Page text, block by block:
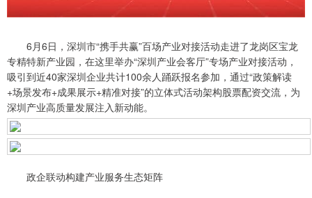
6月6日，深圳市“携手共赢”百场产业对接活动走进了龙岗区宝龙
专精特新产业园，在这里举办“深圳产业会客厅”专场产业对接活动，
吸引到近40家深圳企业共计100余人踊跃报名参加，通过“政策解读
+场景发布+成果展示+精准对接”的立体式活动架构股票配资交流，为
深圳产业高质量发展注入新动能。
政企联动构建产业服务生态矩阵